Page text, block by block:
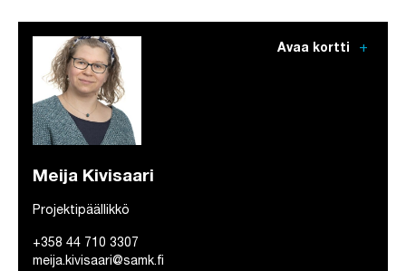
Avaa kortti add
Meija Kivisaari
Projektipäällikkö
+358 44 710 3307
meija.kivisaari@samk.fi